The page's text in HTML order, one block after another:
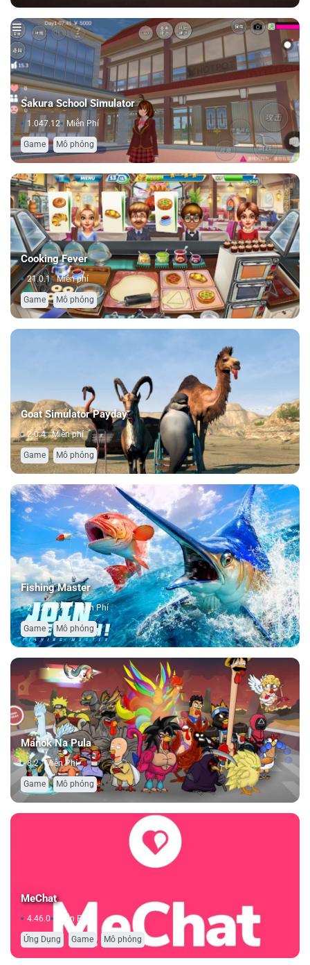
Sakura School Simulator
1.047.12 Miễn Phí
Game , Mô phỏng
Cooking Fever
21.0.1 Miễn phí
Game , Mô phỏng
Goat Simulator Payday
2.0.4 Miễn phí
Game , Mô phỏng
Fishing Master
2.6.256872 Miễn Phí
Game , Mô phỏng
Manok Na Pula
8.2 Miễn Phí
Game , Mô phỏng
MeChat
4.46.0 Miễn Phí
Ứng Dụng , Game , Mô phỏng